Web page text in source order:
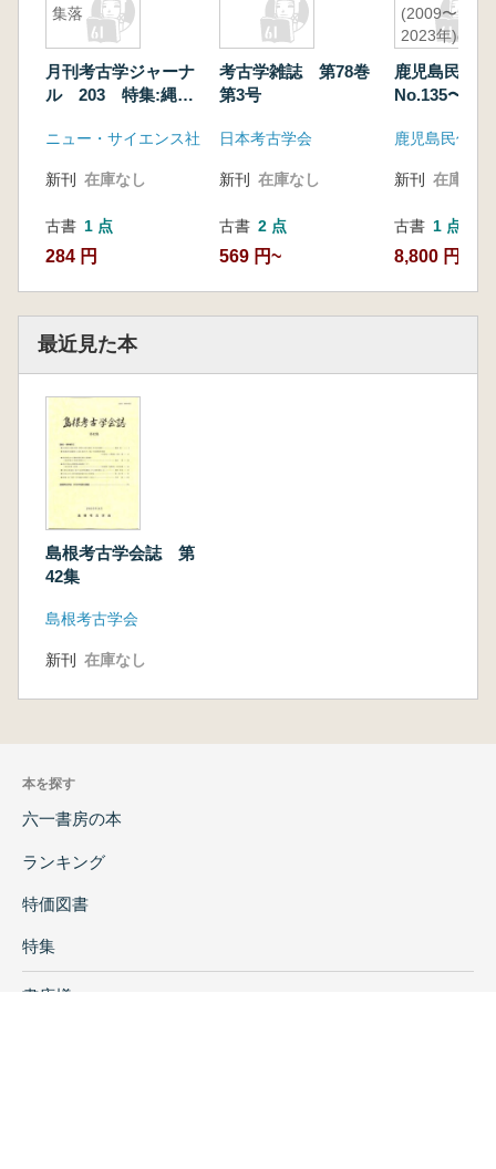
集落
月刊考古学ジャーナ
ル 203 特集:縄文
ニュー・サイエンス社
新刊 在庫なし
古書 1 点
284 円
考古学雑誌 第78巻
第3号
日本考古学会
新刊 在庫なし
古書 2 点
569 円~
(2009〜
2023年)の
16冊セット
鹿児島民俗
No.135〜
ち不揃い16
鹿児島民俗学
新刊 在庫なし
古書 1 点
8,800 円
最近見た本
島根考古学会誌 第
42集
島根考古学会
新刊 在庫なし
本を探す
六一書房の本
ランキング
特価図書
特集
書店様へ